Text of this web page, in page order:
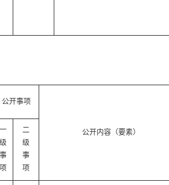
公开事项
公开内容（要素）
一
级
事
项
二
级
事
项